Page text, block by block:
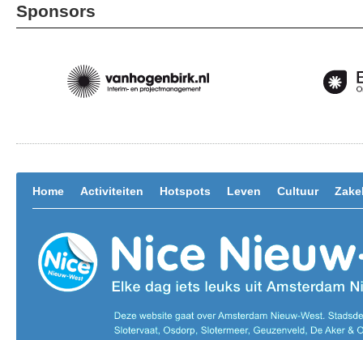
Sponsors
Home Activiteiten Hotspots Leven Cultuur